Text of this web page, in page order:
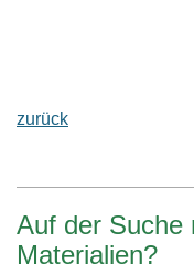
zurück
Auf der Suche
Materialien?